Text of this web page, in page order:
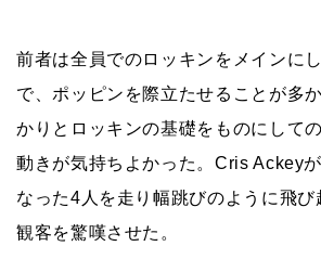
前者は全員でのロッキンをメインに
で、ポッピンを際立たせることが多
かりとロッキンの基礎をものにして
動きが気持ちよかった。Cris Ackey
なった4人を走り幅跳びのように飛び
観客を驚嘆させた。